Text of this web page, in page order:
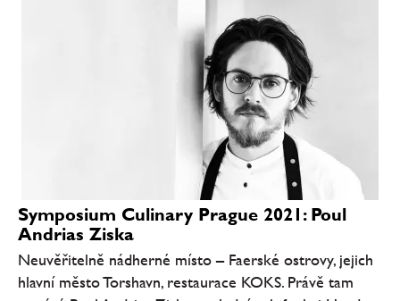
Symposium Culinary Prague 2021: Poul
Andrias Ziska
Neuvěřitelně nádherné místo – Faerské ostrovy, jejich
hlavní město Torshavn, restaurace KOKS. Právě tam